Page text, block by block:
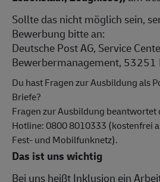
Sollte das nicht möglich sein,
Bewerbung bitte an:
Deutsche Post AG, Service
Bewerbermanagement, 53251
Du hast Fragen zur Ausbildung als
Briefe?
Fragen zur Ausbildung
Hotline: 0800 8010333 (kostenfrei
Fest- und Mobilfunknetz).
Das ist uns wichtig
Bei uns heißt Inklusion ein